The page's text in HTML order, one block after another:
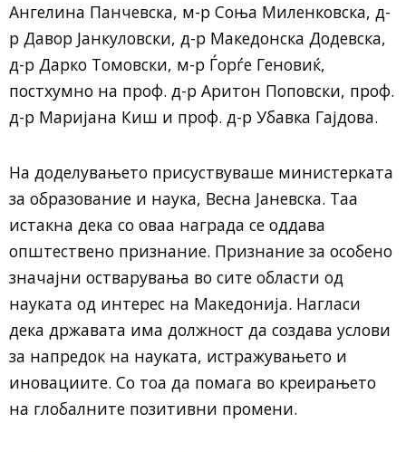
Ангелина Панчевска, м-р Соња Миленковска, д-
р Давор Јанкуловски, д-р Македонска Додевска,
д-р Дарко Томовски, м-р Ѓорѓе Геновиќ,
постхумно на проф. д-р Аритон Поповски, проф.
д-р Маријана Киш и проф. д-р Убавка Гајдова.
На доделувањето присуствуваше министерката
за образование и наука, Весна Јаневска. Таа
истакна дека со оваа награда се оддава
општествено признание. Признание за особено
значајни остварувања во сите области од
науката од интерес на Македонија. Нагласи
дека државата има должност да создава услови
за напредок на науката, истражувањето и
иновациите. Со тоа да помага во креирањето
на глобалните позитивни промени.